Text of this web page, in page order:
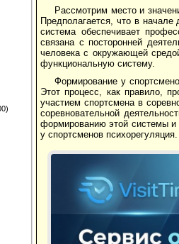
Рассмотрим место и
Предполагается, что в
система обеспечивает
связана с посторонней
человека с окружающей
функциональную систему.
Формирование у
Этот процесс, как правило,
участием спортсмена в
соревновательной
формированию этой системы и
у спортсменов психорегуляция.